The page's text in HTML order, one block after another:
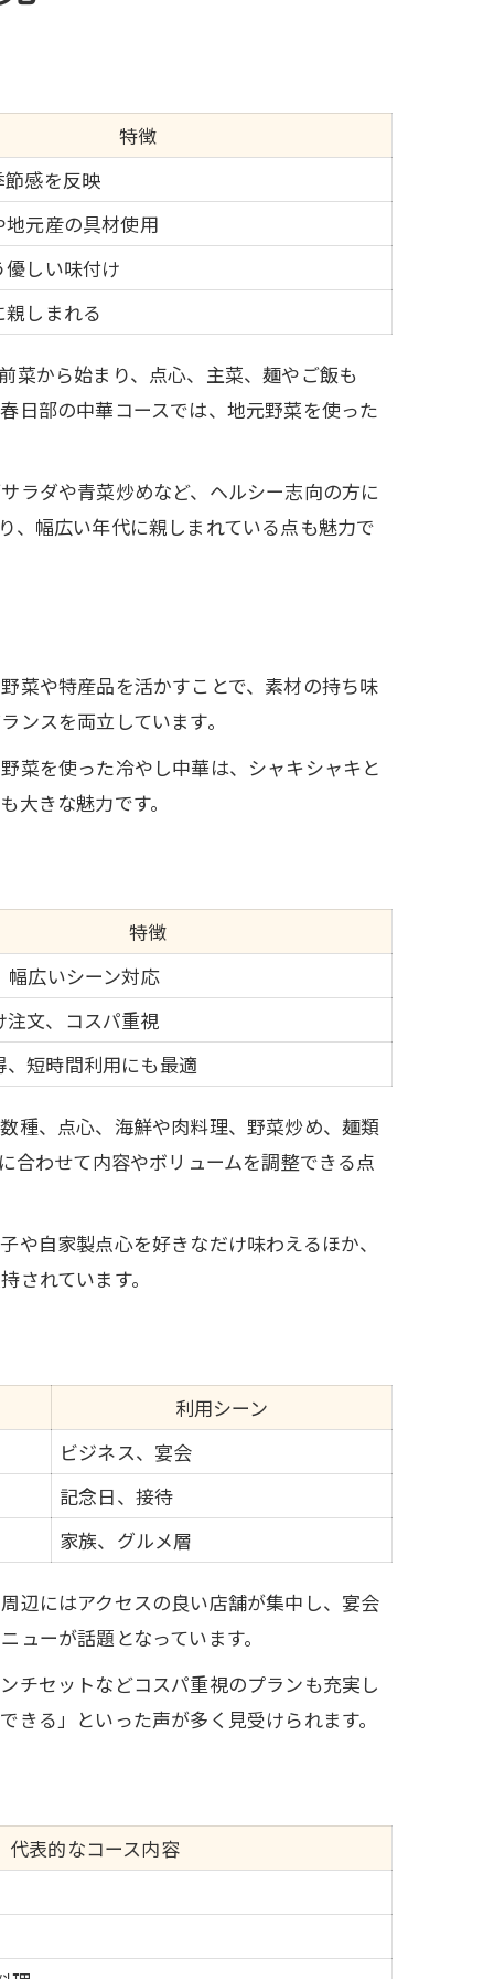
特徴
感を反映
元産の具材使用
しい味付け
しまれる
菜から始まり、点心、主菜、麺やご飯も
日部の中華コースでは、地元野菜を使った
ラダや青菜炒めなど、ヘルシー志向の方に
、幅広い年代に親しまれている点も魅力で
菜や特産品を活かすことで、素材の持ち味
スを両立しています。
菜を使った冷やし中華は、シャキシャキと
きな魅力です。
特徴
幅広いシーン対応
注文、コスパ重視
、短時間利用にも最適
種、点心、海鮮や肉料理、野菜炒め、麺類
合わせて内容やボリュームを調整できる点
自家製点心を好きなだけ味わえるほか、
れています。
利用シーン
ビジネス、宴会
記念日、接待
家族、グルメ層
辺にはアクセスの良い店舗が集中し、宴会
ーが話題となっています。
チセットなどコスパ重視のプランも充実し
る」といった声が多く見受けられます。
代表的なコース内容